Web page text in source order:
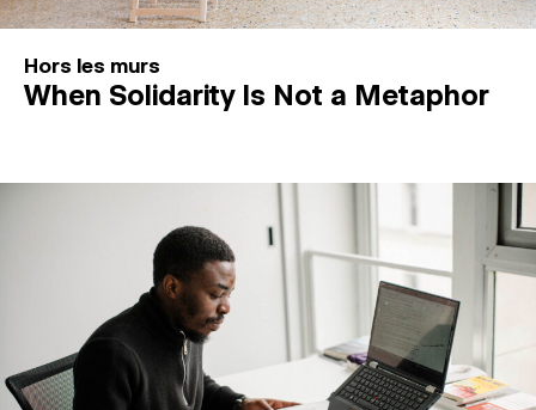
Hors les murs
When Solidarity Is Not a Metaphor